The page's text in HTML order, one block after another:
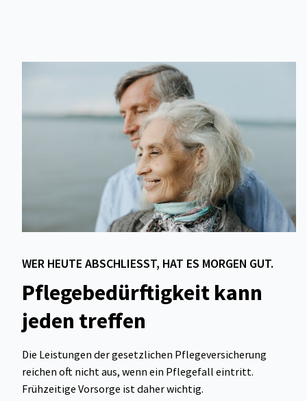
WER HEUTE ABSCHLIESST, HAT ES MORGEN GUT.
Pflegebedürftigkeit kann
jeden treffen
Die Leistungen der gesetzlichen Pflegeversicherung
reichen oft nicht aus, wenn ein Pflegefall eintritt.
Frühzeitige Vorsorge ist daher wichtig.